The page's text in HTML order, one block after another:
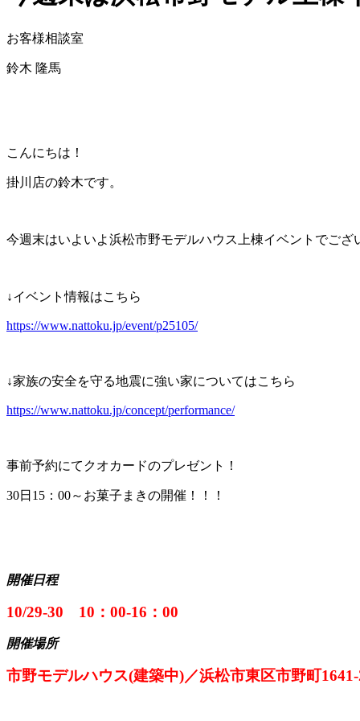
お客様相談室
鈴木 隆馬
こんにちは！
掛川店の鈴木です。
今週末はいよいよ浜松市野モデルハウス上棟イベントでご
↓イベント情報はこちら
https://www.nattoku.jp/event/p25105/
↓家族の安全を守る地震に強い家についてはこちら
https://www.nattoku.jp/concept/performance/
事前予約にてクオカードのプレゼント！
30日15：00～お菓子まきの開催！！！
開催日程
10/29-30 10：00-16：00
開催場所
市野モデルハウス(建築中)／浜松市東区市野町